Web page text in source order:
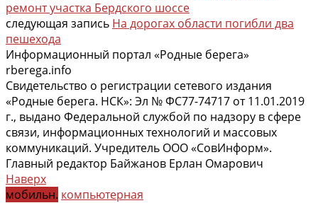
ремонт участка Бердского шоссе
следующая запись На дорогах области погибли два
пешехода
Информационный портал «Родные берега»
rberega.info
Свидетельство о регистрации сетевого издания
«Родные берега. НСК»: Эл № ФС77-74717 от 11.01.2019
г., выдано Федеральной службой по надзору в сфере
связи, информационных технологий и массовых
коммуникаций. Учредитель ООО «СовИнформ».
Главный редактор Байжанов Ерлан Омарович
Наверх
мобильн. компьютерная